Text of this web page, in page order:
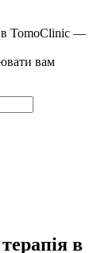
в TomoClinic —
вам
в